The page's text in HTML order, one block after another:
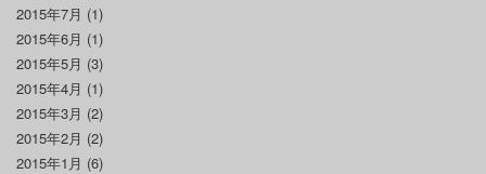
2015年7月 (1)
2015年6月 (1)
2015年5月 (3)
2015年4月 (1)
2015年3月 (2)
2015年2月 (2)
2015年1月 (6)